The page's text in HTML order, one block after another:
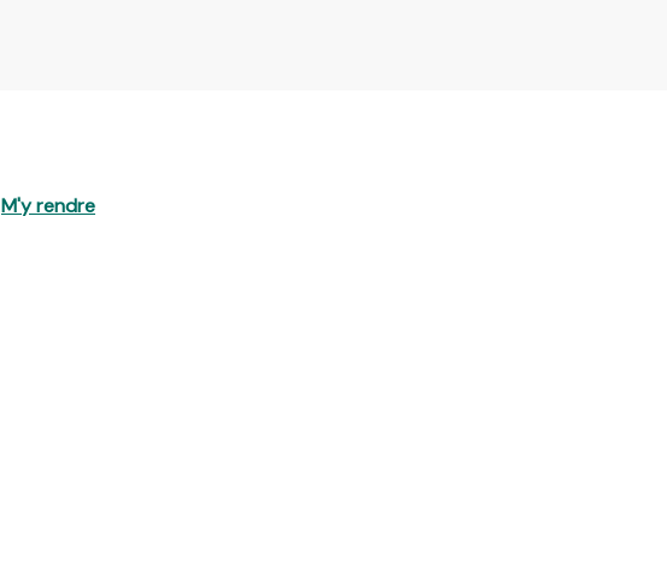
M'y rendre